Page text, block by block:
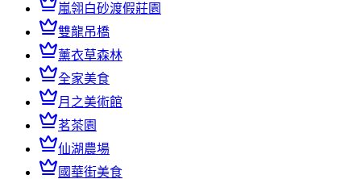
嵐翎白砂渡假莊園
雙龍吊橋
薰衣草森林
全家美食
月之美術館
茗茶園
仙湖農場
國華街美食